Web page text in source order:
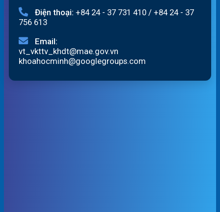
Điện thoại: +84 24 - 37 731 410 / +84 24 - 37
756 613
Email:
vt_vkttv_khdt@mae.gov.vn
khoahocminh@googlegroups.com